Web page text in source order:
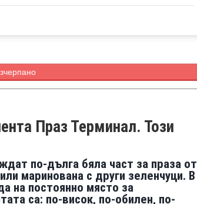
Праз Терминал. Този
по-дълга бяла част за праза от
маринована с други зеленчуци. В
на постоянно място за
са: по-висок, по-обилен, по-